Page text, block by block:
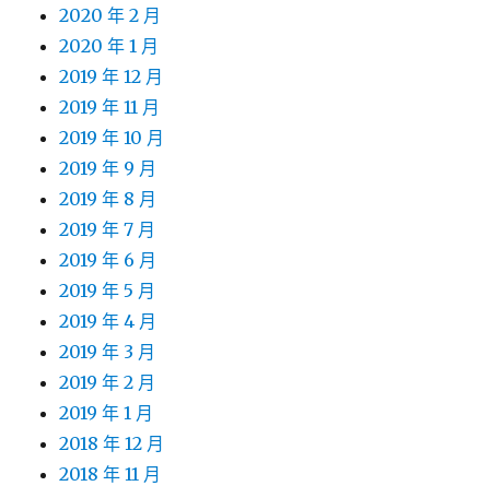
2020 年 2 月
2020 年 1 月
2019 年 12 月
2019 年 11 月
2019 年 10 月
2019 年 9 月
2019 年 8 月
2019 年 7 月
2019 年 6 月
2019 年 5 月
2019 年 4 月
2019 年 3 月
2019 年 2 月
2019 年 1 月
2018 年 12 月
2018 年 11 月